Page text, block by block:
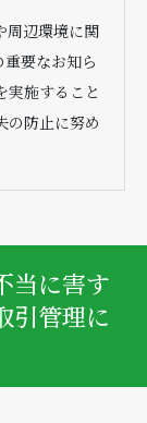
周辺環境に関
要なお知ら
実施すること
の防止に努め
当に害す
引管理に